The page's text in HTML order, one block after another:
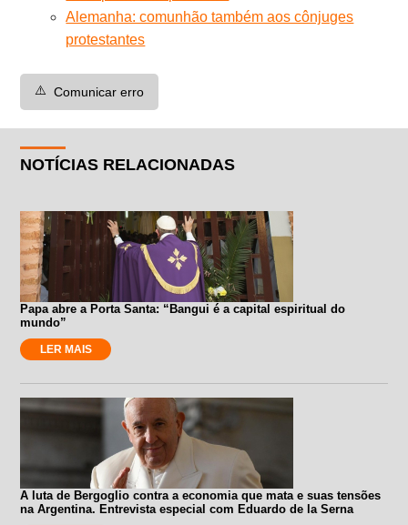
Alemanha: comunhão também aos cônjuges
protestantes
⚠️ Comunicar erro
NOTÍCIAS RELACIONADAS
Papa abre a Porta Santa: “Bangui é a capital espiritual do
mundo”
LER MAIS
A luta de Bergoglio contra a economia que mata e suas tensões
na Argentina. Entrevista especial com Eduardo de la Serna